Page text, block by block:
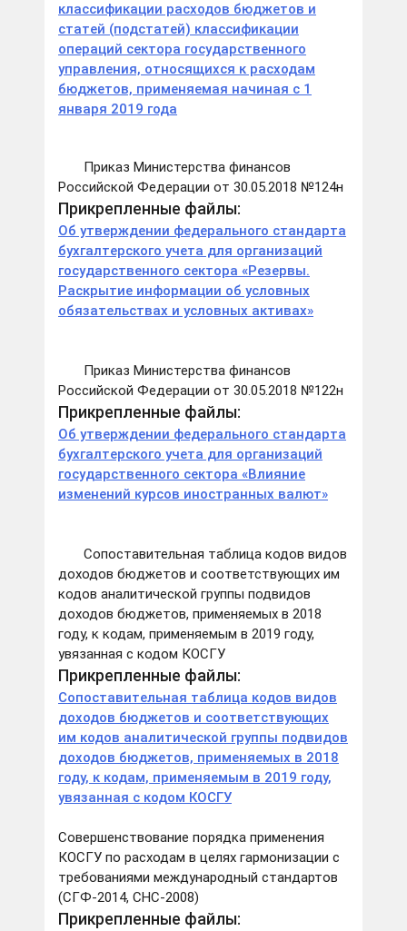
классификации расходов бюджетов и
статей (подстатей) классификации
операций сектора государственного
управления, относящихся к расходам
бюджетов, применяемая начиная с 1
января 2019 года
Приказ Министерства финансов
Российской Федерации от 30.05.2018 №124н
Прикрепленные файлы:
Об утверждении федерального стандарта
бухгалтерского учета для организаций
государственного сектора «Резервы.
Раскрытие информации об условных
обязательствах и условных активах»
Приказ Министерства финансов
Российской Федерации от 30.05.2018 №122н
Прикрепленные файлы:
Об утверждении федерального стандарта
бухгалтерского учета для организаций
государственного сектора «Влияние
изменений курсов иностранных валют»
Сопоставительная таблица кодов видов
доходов бюджетов и соответствующих им
кодов аналитической группы подвидов
доходов бюджетов, применяемых в 2018
году, к кодам, применяемым в 2019 году,
увязанная с кодом КОСГУ
Прикрепленные файлы:
Сопоставительная таблица кодов видов
доходов бюджетов и соответствующих
им кодов аналитической группы подвидов
доходов бюджетов, применяемых в 2018
году, к кодам, применяемым в 2019 году,
увязанная с кодом КОСГУ
Совершенствование порядка применения
КОСГУ по расходам в целях гармонизации с
требованиями международный стандартов
(СГФ-2014, СНС-2008)
Прикрепленные файлы: